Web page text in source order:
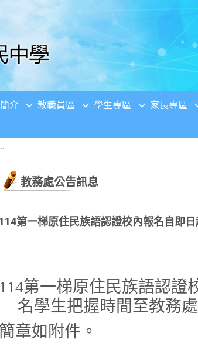
介 教職員區 學生專區 家長專區
:::
教務處公告訊息
114第一梯原住民族語認證校內報名自即
114第一梯原住民族語認證
名學生把握時間至教務
簡章如附件。